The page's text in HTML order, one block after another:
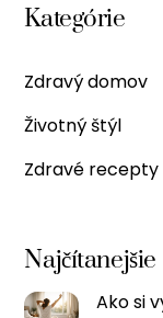
Kategórie
Zdravý domov
Životný štýl
Zdravé recepty
Najčítanejšie
Ako si